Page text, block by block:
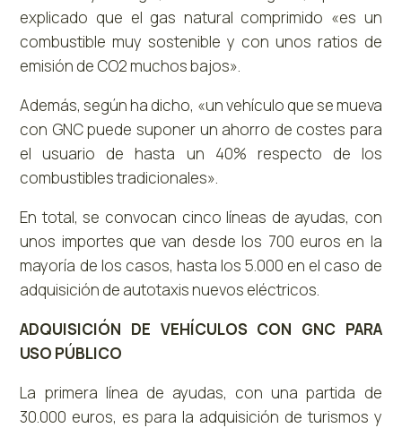
explicado que el gas natural comprimido «es un
combustible muy sostenible y con unos ratios de
emisión de CO2 muchos bajos».
Además, según ha dicho, «un vehículo que se mueva
con GNC puede suponer un ahorro de costes para
el usuario de hasta un 40% respecto de los
combustibles tradicionales».
En total, se convocan cinco líneas de ayudas, con
unos importes que van desde los 700 euros en la
mayoría de los casos, hasta los 5.000 en el caso de
adquisición de autotaxis nuevos eléctricos.
ADQUISICIÓN DE VEHÍCULOS CON GNC PARA
USO PÚBLICO
La primera línea de ayudas, con una partida de
30.000 euros, es para la adquisición de turismos y